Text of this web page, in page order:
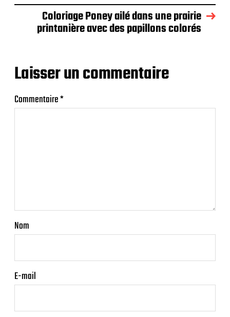
Coloriage Poney ailé dans une prairie
printanière avec des papillons colorés
Laisser un commentaire
Commentaire*
Nom
E-mail